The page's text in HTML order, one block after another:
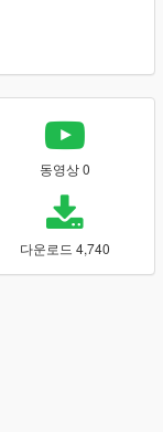
동영상 0
다운로드 4,740